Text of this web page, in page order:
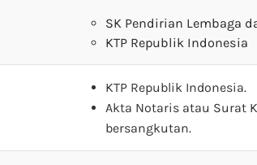
SK Pendirian Lembaga
KTP Republik Indonesia
KTP Republik Indonesia.
Akta Notaris atau Surat
bersangkutan.